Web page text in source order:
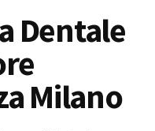
Dentale
Milano